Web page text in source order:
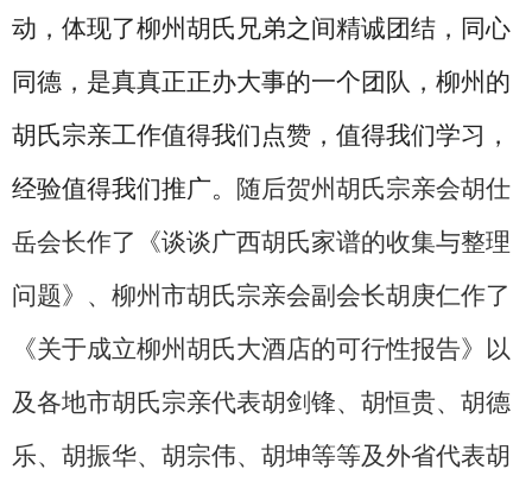
动，体现了柳州胡氏兄弟之间精诚团结，同心
同德，是真真正正办大事的一个团队，柳州的
胡氏宗亲工作值得我们点赞，值得我们学习，
经验值得我们推广。 随后贺州胡氏宗亲会胡仕
岳会长作了《谈谈广西胡氏家谱的收集与整理
问题》、柳州市胡氏宗亲会副会长胡庚仁作了
《关于成立柳州胡氏大酒店的可行性报告》以
及各地市胡氏宗亲代表胡剑锋、胡恒贵、胡德
乐、胡振华、胡宗伟、胡坤等等及外省代表胡